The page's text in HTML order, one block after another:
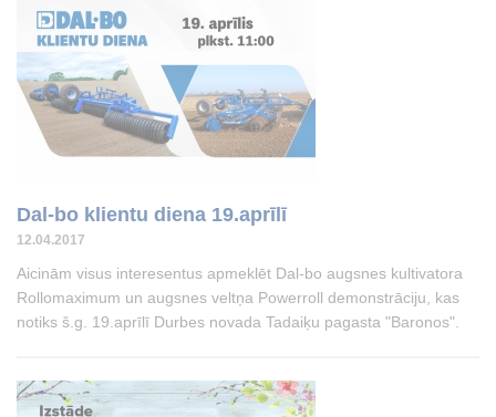
Dal-bo klientu diena 19.aprīlī
12.04.2017
Aicinām visus interesentus apmeklēt Dal-bo augsnes kultivatora
Rollomaximum un augsnes veltņa Powerroll demonstrāciju, kas
notiks š.g. 19.aprīlī Durbes novada Tadaiķu pagasta "Baronos".